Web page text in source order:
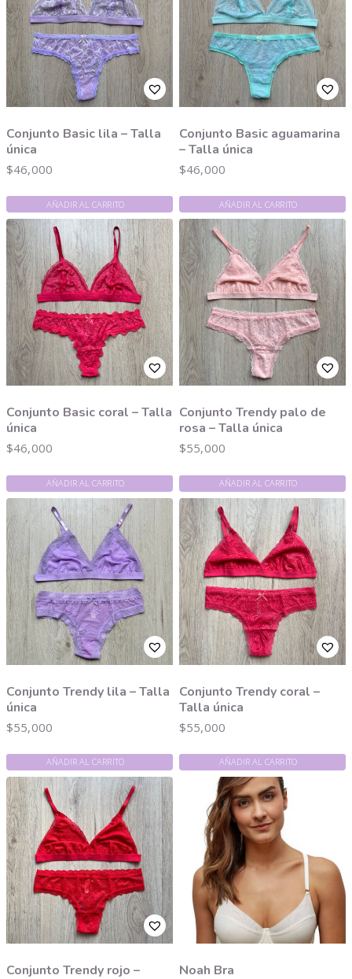
Conjunto Basic lila – Talla
única
$46,000
AÑADIR AL CARRITO
Conjunto Basic aguamarina
– Talla única
$46,000
AÑADIR AL CARRITO
Conjunto Basic coral – Talla
única
$46,000
AÑADIR AL CARRITO
Conjunto Trendy palo de
rosa – Talla única
$55,000
AÑADIR AL CARRITO
Conjunto Trendy lila – Talla
única
$55,000
AÑADIR AL CARRITO
Conjunto Trendy coral –
Talla única
$55,000
AÑADIR AL CARRITO
Conjunto Trendy rojo –
Noah Bra